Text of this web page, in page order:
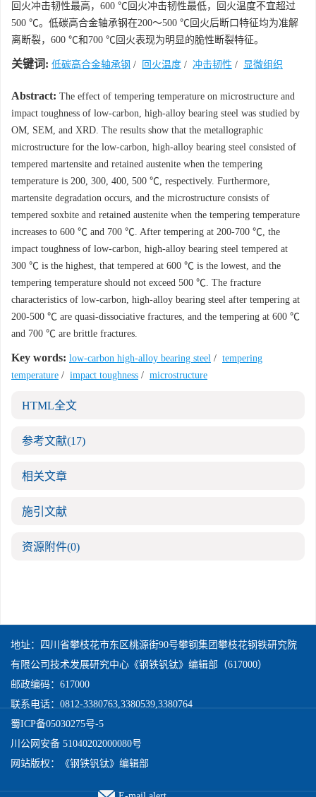
回火冲击韧性最高，600 ℃回火冲击韧性最低，回火温度不宜超过
500 ℃。低碳高合金轴承钢在200～500 ℃回火后断口特征均为准解
离断裂，600 ℃和700 ℃回火表现为明显的脆性断裂特征。
关键词: 低碳高合金轴承钢 / 回火温度 / 冲击韧性 / 显微组织
Abstract: The effect of tempering temperature on microstructure and
impact toughness of low-carbon, high-alloy bearing steel was studied by
OM, SEM, and XRD. The results show that the metallographic
microstructure for the low-carbon, high-alloy bearing steel consisted of
tempered martensite and retained austenite when the tempering
temperature is 200, 300, 400, 500 ℃, respectively. Furthermore,
martensite degradation occurs, and the microstructure consists of
tempered soxbite and retained austenite when the tempering temperature
increases to 600 ℃ and 700 ℃. After tempering at 200-700 ℃, the
impact toughness of low-carbon, high-alloy bearing steel tempered at
300 ℃ is the highest, that tempered at 600 ℃ is the lowest, and the
tempering temperature should not exceed 500 ℃. The fracture
characteristics of low-carbon, high-alloy bearing steel after tempering at
200-500 ℃ are quasi-dissociative fractures, and the tempering at 600 ℃
and 700 ℃ are brittle fractures.
Key words: low-carbon high-alloy bearing steel / tempering
temperature / impact toughness / microstructure
HTML全文
参考文献(17)
相关文章
施引文献
资源附件(0)
地址：四川省攀枝花市东区桃源街90号攀钢集团攀枝花钢铁研究院
有限公司技术发展研究中心《钢铁钒钛》编辑部（617000）
邮政编码：617000
联系电话：0812-3380763,3380539,3380764
蜀ICP备05030275号-5
川公网安备 51040202000080号
网站版权：《钢铁钒钛》编辑部